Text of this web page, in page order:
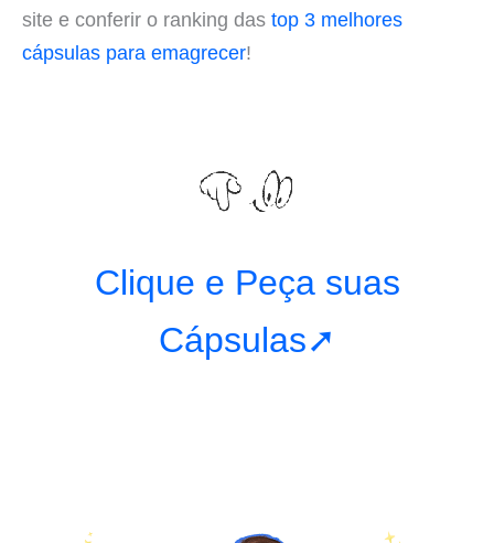
site e conferir o ranking das top 3 melhores
cápsulas para emagrecer!
Clique e Peça suas
Cápsulas➚